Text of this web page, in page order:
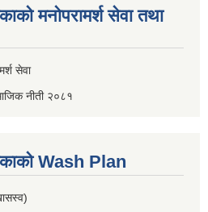
मनोपरामर्श सेवा तथा
सेवा
नीती २०८१
Wash Plan